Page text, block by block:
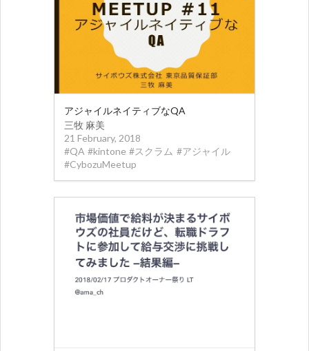
アジャイルネイティブなQA
三牧 麻美
21 February, 2018
#QA #kintone #スクラム #アジャイル
#CybozuMeetup